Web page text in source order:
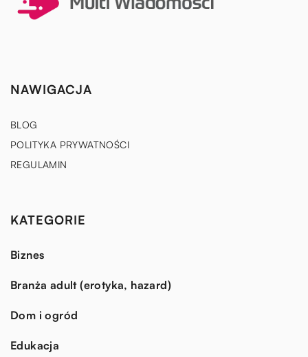
NAWIGACJA
BLOG
POLITYKA PRYWATNOŚCI
REGULAMIN
KATEGORIE
Biznes
Branża adult (erotyka, hazard)
Dom i ogród
Edukacja